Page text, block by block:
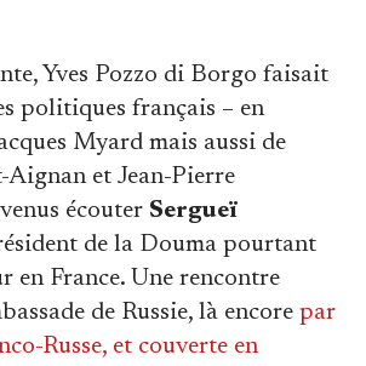
Yves Pozzo di Borgo faisait
politiques français – en
Myard mais aussi de
et Jean-Pierre
écouter Sergueï
de la Douma pourtant
en France. Une rencontre
de Russie, là encore par
Russe, et couverte en